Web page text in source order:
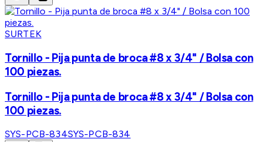
SURTEK
Tornillo - Pija punta de broca #8 x 3/4" / Bolsa con
100 piezas.
Tornillo - Pija punta de broca #8 x 3/4" / Bolsa con
100 piezas.
SYS-PCB-834SYS-PCB-834